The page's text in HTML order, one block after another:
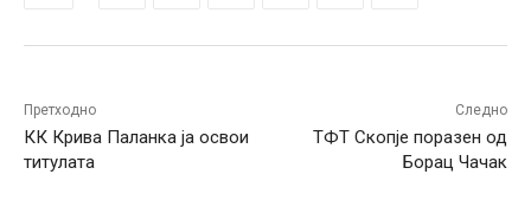
Претходно
КК Крива Паланка ја освои
титулата
Следно
ТФТ Скопје поразен од
Борац Чачак